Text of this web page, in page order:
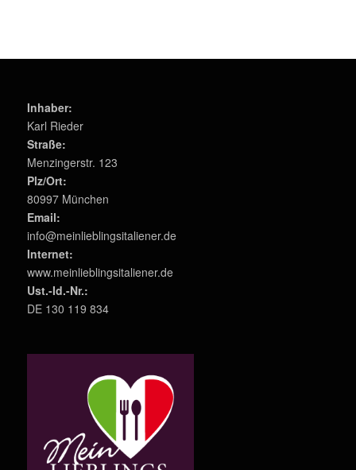
Inhaber:
Karl Rieder
Straße:
Menzingerstr. 123
Plz/Ort:
80997 München
Email:
info@meinlieblingsitaliener.de
Internet:
www.meinlieblingsitaliener.de
Ust.-Id.-Nr.:
DE 130 119 834